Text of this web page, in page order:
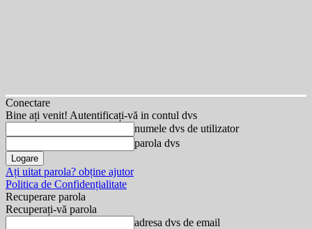
Conectare
Bine ați venit! Autentificați-vă in contul dvs
numele dvs de utilizator
parola dvs
Ați uitat parola? obține ajutor
Politica de Confidențialitate
Recuperare parola
Recuperați-vă parola
adresa dvs de email